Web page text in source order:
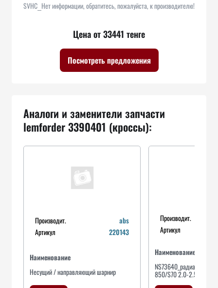
SVHC Нет информации, обратитесь, пожалуйста, к производителю!
Цена от 33441 тенге
Посмотреть предложения
Аналоги и заменители запчасти
lemforder 3390401 (кроссы):
Производит.
abs
Артикул
220143
Наименование
Несущий / направляющий шарнир
Производит.
Артикул
Наименование
NS73640_радиатор
850/S70 2.0-2.5TDi 91>